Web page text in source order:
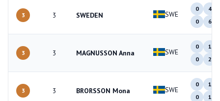
3 3 SWEDEN SWE
0
4
0
6
3 3 MAGNUSSON Anna SWE
0
1
0
2
3 3 BRORSSON Mona SWE
0
1
0
1